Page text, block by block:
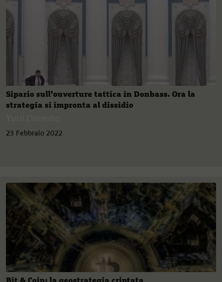
Sipario sull’ouverture tattica in Donbass. Ora la
strategia si impronta al dissidio
23 Febbraio 2022